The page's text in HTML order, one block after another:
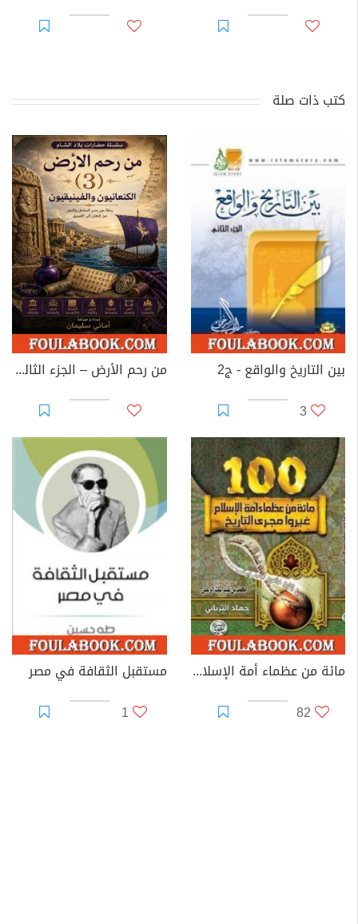
كتب ذات صلة
بين التاريخ والواقع - ج2
3
من رحم الأرض – الجزء الثالث: الحضارة الكنعانية والفينيقية
مائة من عظماء أمة الإسلام غيروا مجرى التاريخ
82
مستقبل الثقافة في مصر
1